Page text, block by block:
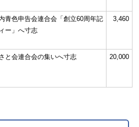
青色申告会連合会「創立60周年記
ー」へ寸志
3,460
と会連合会の集いへ寸志 20,000